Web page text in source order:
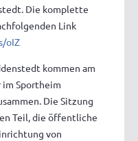
Die komplette
Link
oIZ
kommen am
im Sportheim
Die Sitzung
Teil, die öffentliche
von